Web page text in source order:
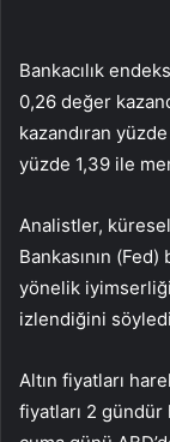
Bankacılık
0,26 değer
kazandıran
yüzde 1,39 ile
Analistler,
Bankasının
yönelik
izlendiğini
Altın fiyatları
fiyatları 2 gündür